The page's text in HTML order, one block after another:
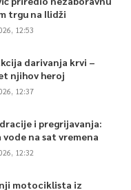
trgu na Ilidži
12:53
darivanja krvi –
njihov heroj
12:37
i pregrijavanja:
vode na sat vremena
12:32
motociklista iz